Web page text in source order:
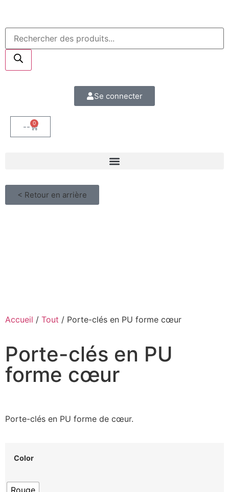
Se connecter
-- 0
< Retour en arrière
Accueil / Tout / Porte-clés en PU forme cœur
Porte-clés en PU
forme cœur
Porte-clés en PU forme de cœur.
Color
Rouge